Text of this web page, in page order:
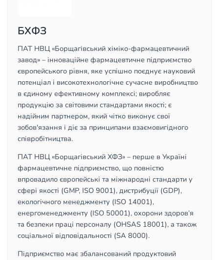
БХФЗ
ПАТ НВЦ «Борщагівський хіміко-фармацевтичний
завод» – інноваційне фармацевтичне підприємство
європейського рівня, яке успішно поєднує науковий
потенціал і високотехнологічне сучасне виробництво
в єдиному ефективному комплексі; виробляє
продукцію за світовими стандартами якості; є
надійним партнером, який чітко виконує свої
зобов'язання і діє за принципами взаємовигідного
співробітництва.
ПАТ НВЦ «Борщагівський ХФЗ» – перше в Україні
фармацевтичне підприємство, що повністю
впровадило європейські та міжнародні стандарти у
сфері якості (GMP, ISO 9001), дистрибуції (GDP),
екологічного менеджменту (ISO 14001),
енергоменеджменту (ISO 50001), охорони здоров’я
та безпеки праці персоналу (OHSAS 18001), а також
соціальної відповідальності (SA 8000).
Підприємство має збалансований продуктовий